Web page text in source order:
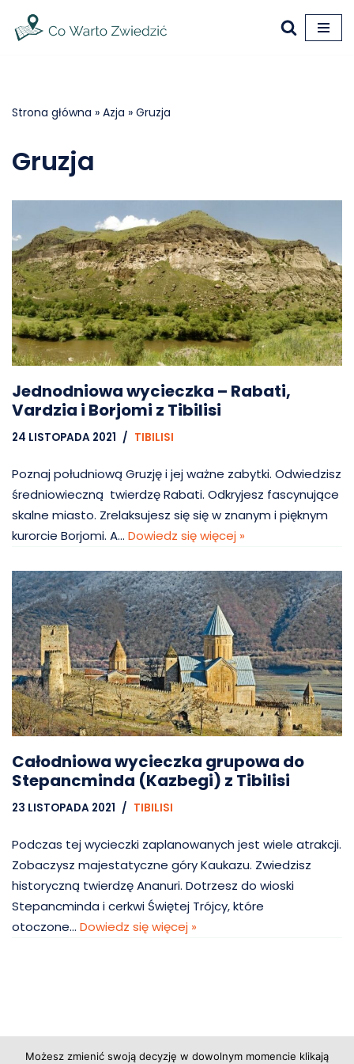
Przejdź
Strona główna » Azja » Gruzja
Gruzja
Jednodniowa wycieczka – Rabati,
Vardzia i Borjomi z Tibilisi
24 LISTOPADA 2021 TIBILISI
Poznaj południową Gruzję i jej ważne zabytki. Odwiedzisz
średniowieczną twierdzę Rabati. Odkryjesz fascynujące
skalne miasto. Zrelaksujesz się się w znanym i pięknym
kurorcie Borjomi. A… Dowiedz się więcej »
Całodniowa wycieczka grupowa do
Stepancminda (Kazbegi) z Tibilisi
23 LISTOPADA 2021 TIBILISI
Podczas tej wycieczki zaplanowanych jest wiele atrakcji.
Zobaczysz majestatyczne góry Kaukazu. Zwiedzisz
historyczną twierdzę Ananuri. Dotrzesz do wioski
Stepancminda i cerkwi Świętej Trójcy, które
otoczone… Dowiedz się więcej »
Copyright © 2026 Grupa Probiz, CoWartoZwiedzic.pl
Możesz zmienić swoją decyzję w dowolnym momencie klikają